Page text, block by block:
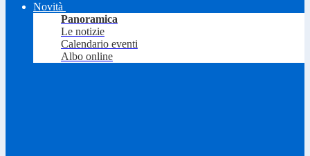
Novità
Panoramica
Le notizie
Calendario eventi
Albo online